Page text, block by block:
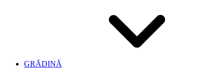
GRĂDINĂ